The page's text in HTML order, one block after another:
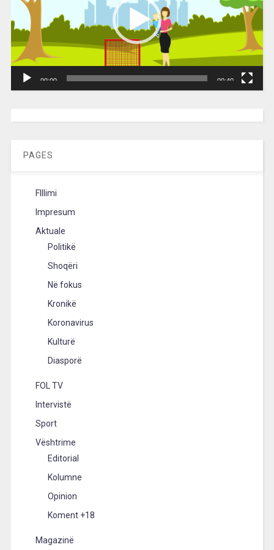
00:00 00:40
PAGES
FIllimi
Impresum
Aktuale
Politikë
Shoqëri
Në fokus
Kronikë
Koronavirus
Kulturë
Diasporë
FOL TV
Intervistë
Sport
Vështrime
Editorial
Kolumne
Opinion
Koment +18
Magazinë